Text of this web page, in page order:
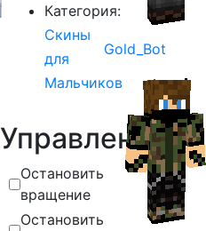
Категория:
Скины
для
Мальчиков
Управление
Остановить
вращение
Остановить
Gold_Bot